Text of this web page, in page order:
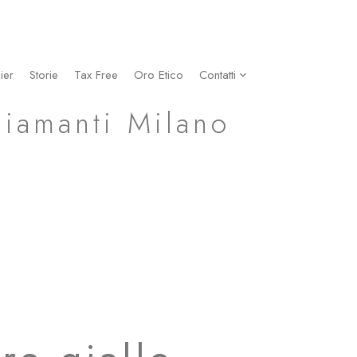
Storie Tax Free Oro Etico Contatti
Milano